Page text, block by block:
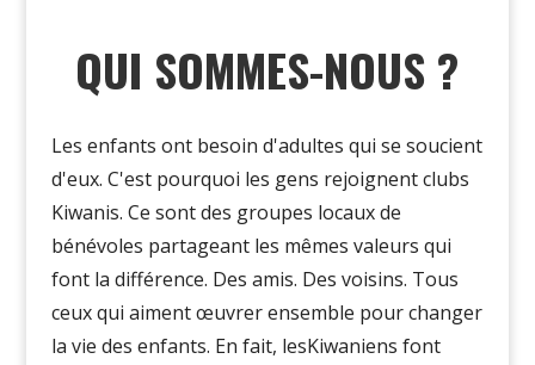
QUI SOMMES-NOUS ?
Les enfants ont besoin d'adultes qui se soucient
d'eux. C'estpourquoi les gens rejoignent clubs
Kiwanis. Ce sont des groupes locaux de
bénévoles partageant les mêmes valeurs qui
font la différence. Des amis. Des voisins. Tous
ceux qui aiment œuvrer ensemble pour changer
la vie des enfants. En fait, lesKiwaniens font